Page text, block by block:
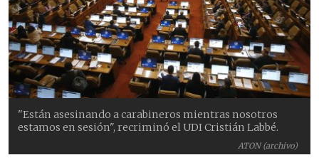
ATON (archivo)
"Están asesinando a carabineros mientras nosotros
estamos en sesión", recriminó el UDI Cristián Labbé.